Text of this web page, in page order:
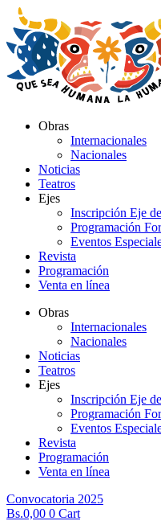
al
contenido
Obras
Internacionales
Nacionales
Noticias
Teatros
Ejes
Inscripción Eje
Programación
Eventos
Revista
Programación
Venta en línea
Obras
Internacionales
Nacionales
Noticias
Teatros
Ejes
Inscripción Eje
Programación
Eventos
Revista
Programación
Venta en línea
Convocatoria 2025
Bs.0,00 0 Cart